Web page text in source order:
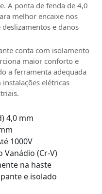
A ponta de fenda de 4,0
melhor encaixe nos
e danos
conta com isolamento
maior conforto e
a ferramenta adequada
elétricas
4,0 mm
1000V
Vanádio (Cr-V)
na haste
e isolado